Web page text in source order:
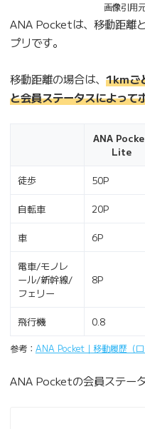
画像引用
ANA Pocketは、移動距離
プリです。
移動距離の場合は、 1kmご
と会員ステータスによって
ANA
Lite
徒歩 50P
自転車 20P
車 6P
電車/モノレ
ール/新幹線/
フェリー
8P
飛行機 0.8
参考： ANA Pocket｜移動履歴（
ANA Pocketの会員ステー